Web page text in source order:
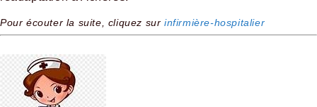
Pour écouter la suite, cliquez surinfirmière-hospitalier